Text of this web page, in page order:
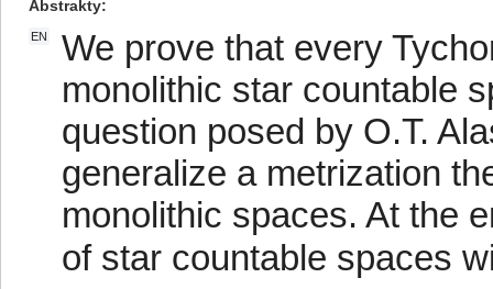
Abstrakty
EN
We prove that every
monolithic star countable
question posed by O.T.
generalize a metrization
monolithic spaces. At the
of star countable spaces